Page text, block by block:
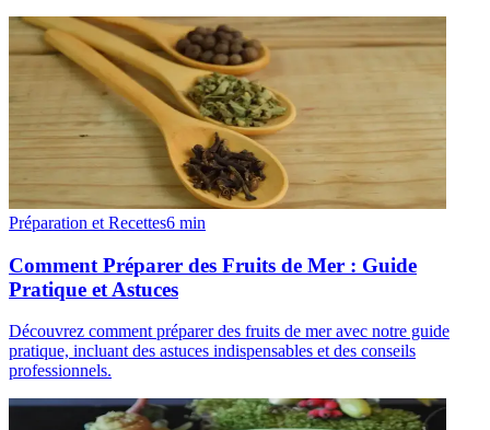
Préparation et Recettes6 min
Comment Préparer des Fruits de Mer : Guide
Pratique et Astuces
Découvrez comment préparer des fruits de mer avec notre guide
pratique, incluant des astuces indispensables et des conseils
professionnels.